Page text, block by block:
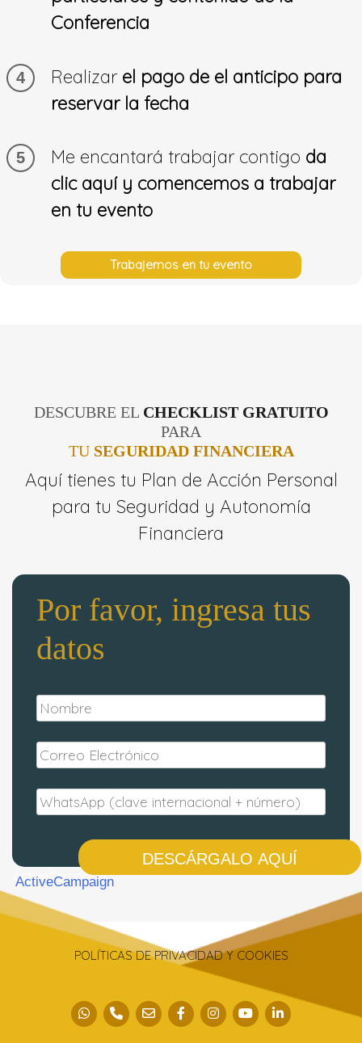
Conferencia
4 Realizar el pago de el anticipo para
reservar la fecha
5 Me encantará trabajar contigo da
clic aquí y comencemos a trabajar
en tu evento
Trabajemos en tu evento
DESCUBRE EL CHECKLIST GRATUITO
PARA
TU SEGURIDAD FINANCIERA
Aquí tienes tu Plan de Acción Personal
para tu Seguridad y Autonomía
Financiera
Por favor, ingresa tus
datos
DESCÁRGALO AQUÍ
ActiveCampaign
POLÍTICAS DE PRIVACIDAD Y COOKIES